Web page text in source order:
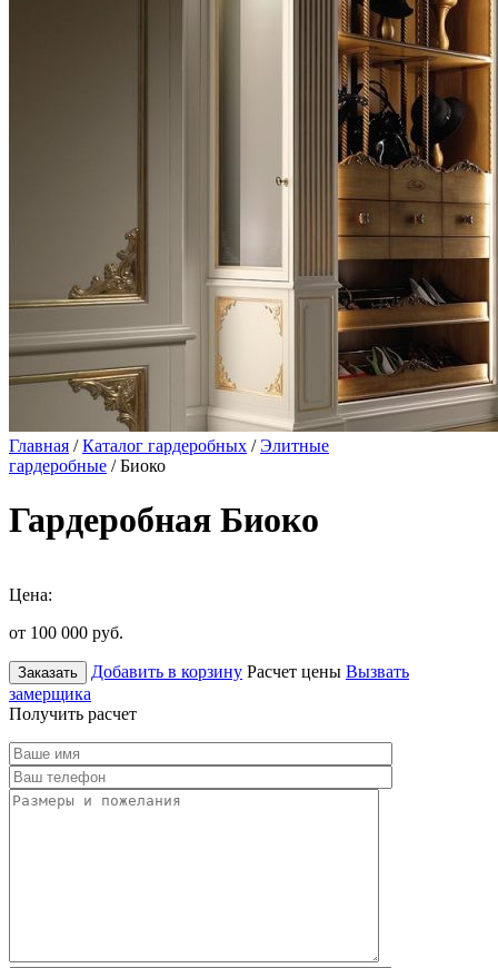
Главная /Каталог гардеробных /Элитные
гардеробные / Биоко
Гардеробная Биоко
Цена:
от 100 000 руб.
Заказать Добавить в корзину Расчет цены Вызвать
замерщика
Получить расчет